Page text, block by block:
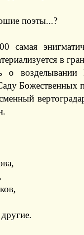
поэты...?
самая
в
о
Божественных